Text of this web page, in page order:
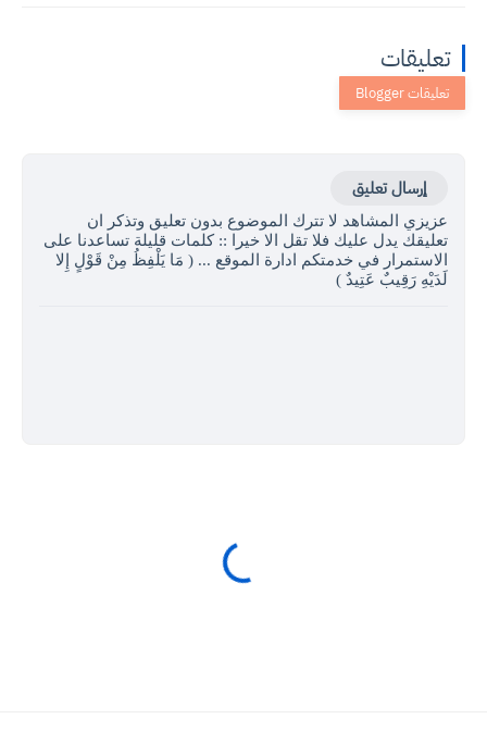
تعليقات
إرسال تعليق
عزيزي المشاهد لا تترك الموضوع بدون تعليق وتذكر ان
تعليقك يدل عليك فلا تقل الا خيرا :: كلمات قليلة تساعدنا على
الاستمرار في خدمتكم ادارة الموقع ... ( مَا يَلْفِظُ مِنْ قَوْلٍ إِلا
لَدَيْهِ رَقِيبٌ عَتِيدٌ )